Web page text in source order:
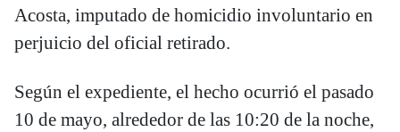
Acosta, imputado de homicidio involuntario en
perjuicio del oficial retirado.
Según el expediente, el hecho ocurrió el pasado
10 de mayo, alrededor de las 10:20 de la noche,